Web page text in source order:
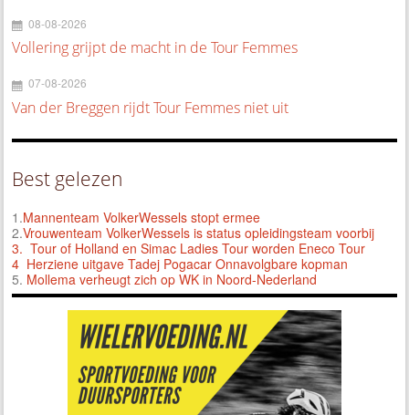
08-08-2026
Vollering grijpt de macht in de Tour Femmes
07-08-2026
Van der Breggen rijdt Tour Femmes niet uit
Best gelezen
1.Mannenteam VolkerWessels stopt ermee
2.Vrouwenteam VolkerWessels is status opleidingsteam voorbij
3. Tour of Holland en Simac Ladies Tour worden Eneco Tour
4 Herziene uitgave Tadej Pogacar Onnavolgbare kopman
5. Mollema verheugt zich op WK in Noord-Nederland